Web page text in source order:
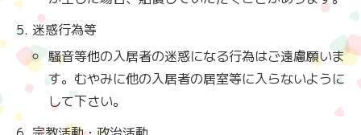
迷惑行為等
騒音等他の入居者の迷惑になる行為はご遠慮願いま
す。むやみに他の入居者の居室等に入らないように
して下さい。